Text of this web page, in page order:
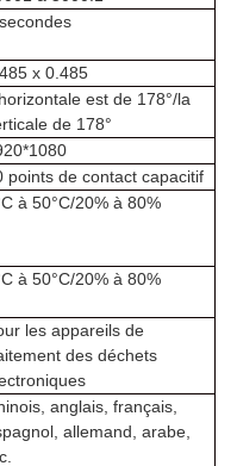
x 0.485
est de 178°/la
de 178°
points de contact capacitif
à 50°C/20% à 80%
à 50°C/20% à 80%
les appareils de
des déchets
anglais, français,
allemand, arabe,